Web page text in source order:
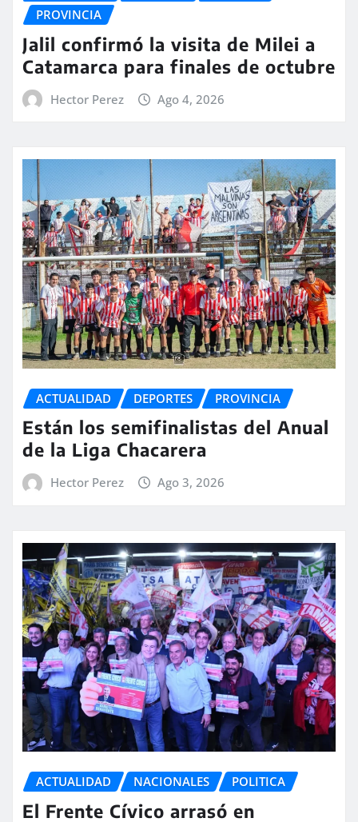
PROVINCIA
Jalil confirmó la visita de Milei a
Catamarca para finales de octubre
Hector Perez Ago 4, 2026
ACTUALIDAD DEPORTES PROVINCIA
Están los semifinalistas del Anual
de la Liga Chacarera
Hector Perez Ago 3, 2026
ACTUALIDAD NACIONALES POLITICA
El Frente Cívico arrasó en